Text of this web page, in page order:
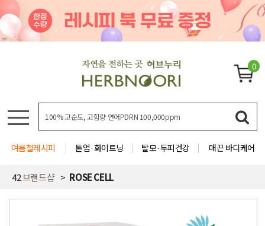
0
여름철레시피 톤업·화이트닝 탈모·두피건강 매끈 바디케어
42브랜드샵 ROSE CELL